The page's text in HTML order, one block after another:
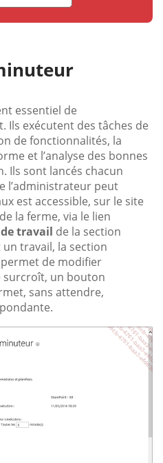
essentiel de
Ils exécutent des tâches de
de fonctionnalités, la
et l’analyse des bonnes
Ils sont lancés chacun
l’administrateur peut
est accessible, sur le site
la ferme, via le lien
travail de la section
travail, la section
permet de modifier
surcroît, un bouton
sans attendre,